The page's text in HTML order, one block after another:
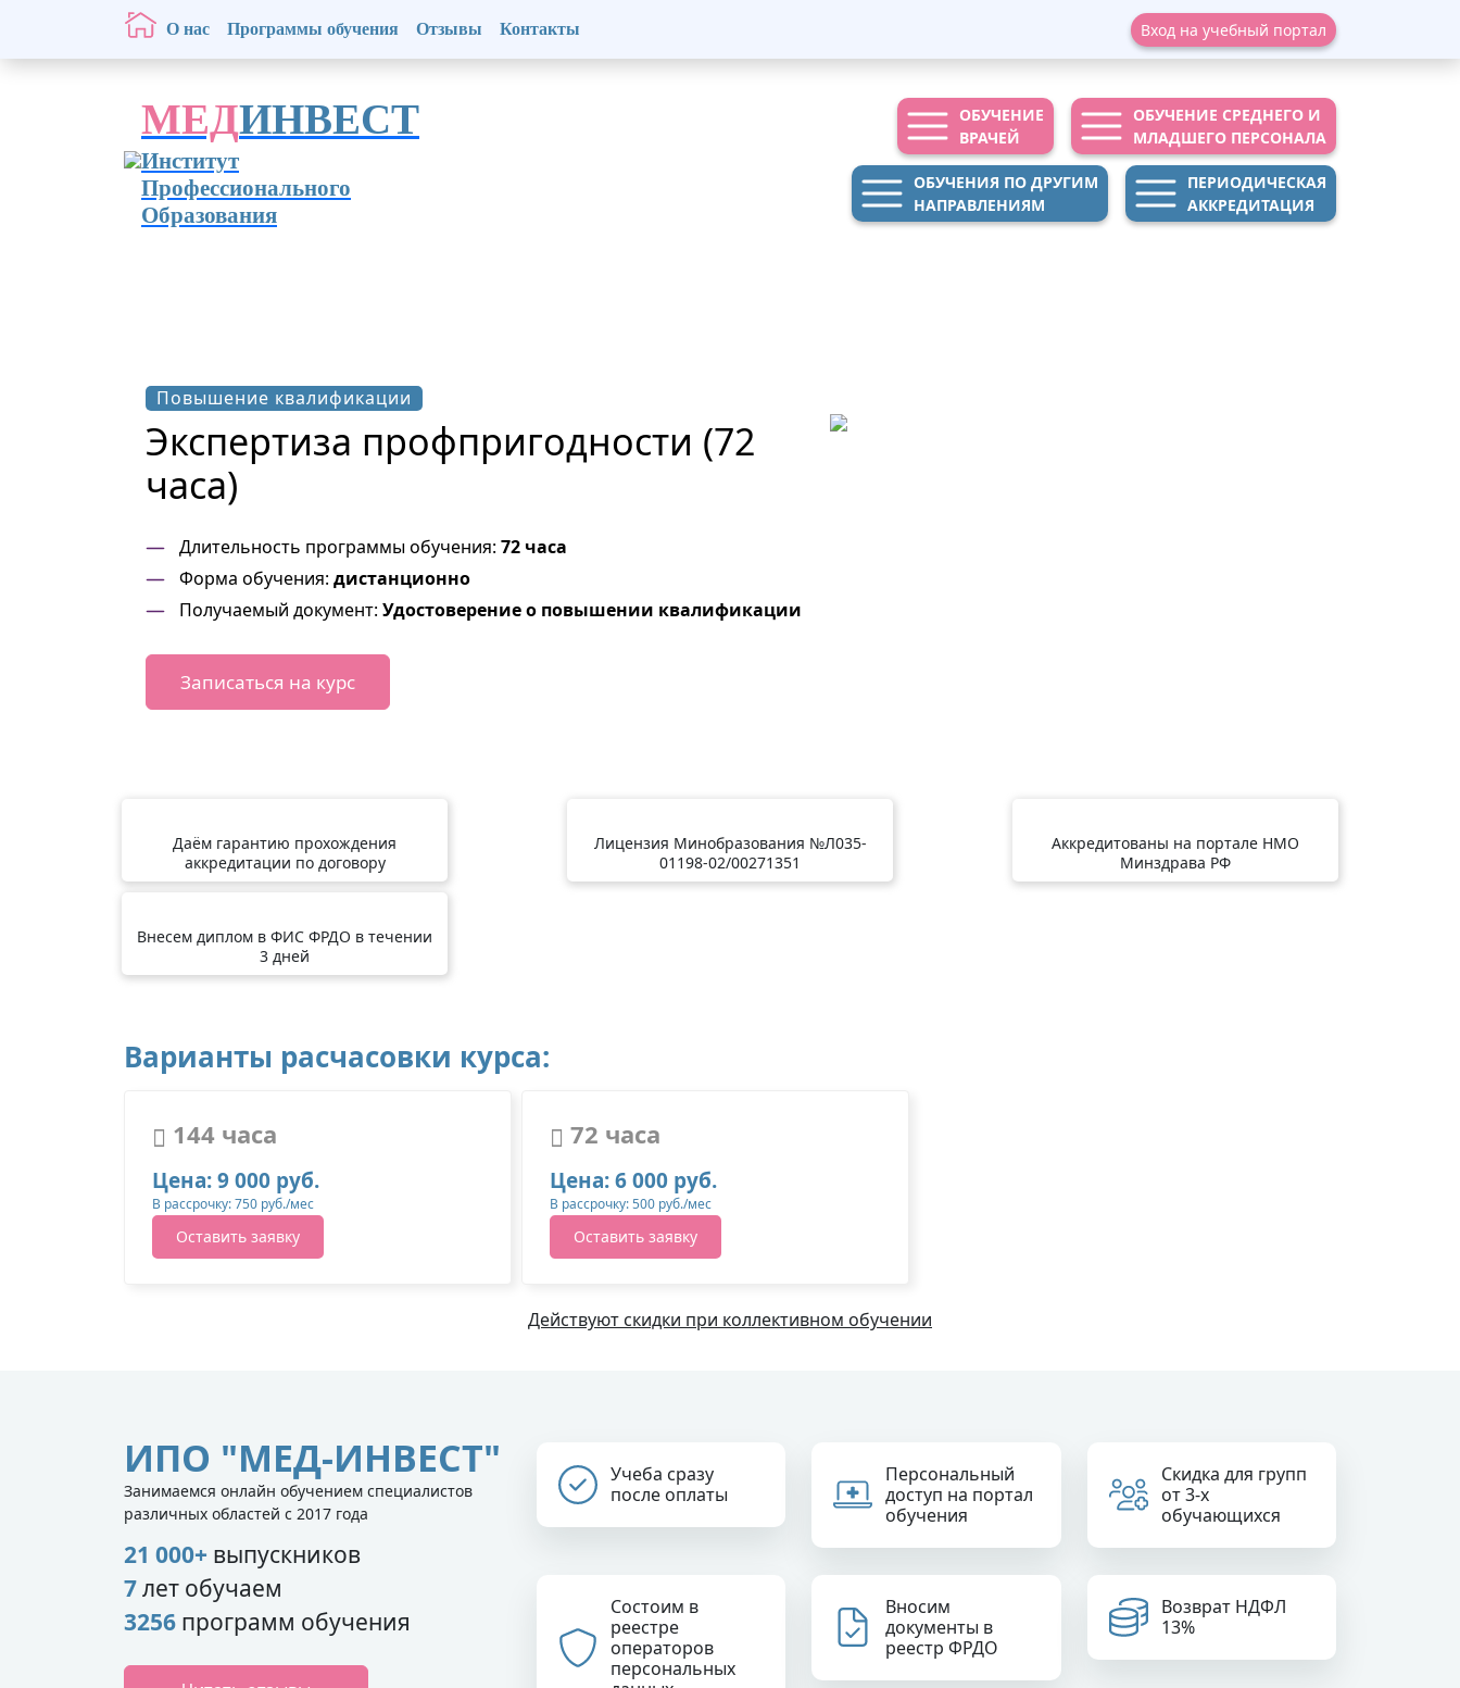
О нас Программы обучения Отзывы Контакты Вход на учебный портал
МЕДИНВЕСТ
Институт
Профессионального
Образования
ОБУЧЕНИЕ
ВРАЧЕЙ
ОБУЧЕНИЕ СРЕДНЕГО И
МЛАДШЕГО ПЕРСОНАЛА
ОБУЧЕНИЯ ПО ДРУГИМ
НАПРАВЛЕНИЯМ
ПЕРИОДИЧЕСКАЯ
АККРЕДИТАЦИЯ
Повышение квалификации
Экспертиза профпригодности (72
часа)
Длительность программы обучения: 72 часа
Форма обучения: дистанционно
Получаемый документ: Удостоверение о повышении квалификации
Записаться на курс
Даём гарантию прохождения
аккредитации по договору
Лицензия Минобразования №Л035-
01198-02/00271351
Аккредитованы на портале НМО
Минздрава РФ
Внесем диплом в ФИС ФРДО в течении
3 дней
Варианты расчасовки курса:
144 часа
Цена: 9 000 руб.
В рассрочку: 750 руб./мес
Оставить заявку
72 часа
Цена: 6 000 руб.
В рассрочку: 500 руб./мес
Оставить заявку
Действуют скидки при коллективном обучении
ИПО "МЕД-ИНВЕСТ"
Занимаемся онлайн обучением специалистов
различных областей с 2017 года
21 000+ выпускников
7лет обучаем
3256 программ обучения
Учеба сразу
после оплаты
Персональный
доступ на портал
обучения
Скидка для групп
от 3-х
обучающихся
Состоим в
реестре
операторов
персональных
Вносим
документы в
реестр ФРДО
Возврат НДФЛ
13%